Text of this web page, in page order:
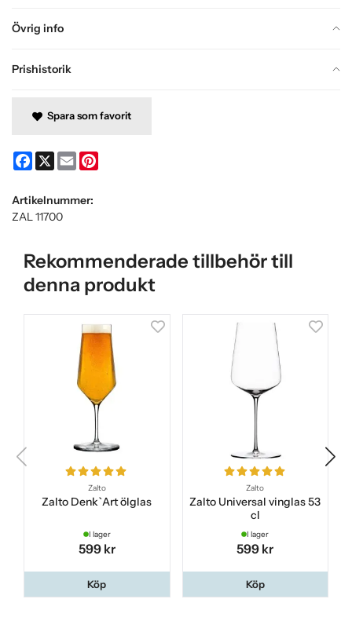
Övrig info
Prishistorik
Spara som favorit
Facebook
X Email
Artikelnummer:
ZAL 11700
Rekommenderade tillbehör till
denna produkt
Zalto
Zalto Denk`Art ölglas
I lager
599 kr
Köp
Zalto
Zalto Universal vinglas 53
cl
I lager
599 kr
Köp